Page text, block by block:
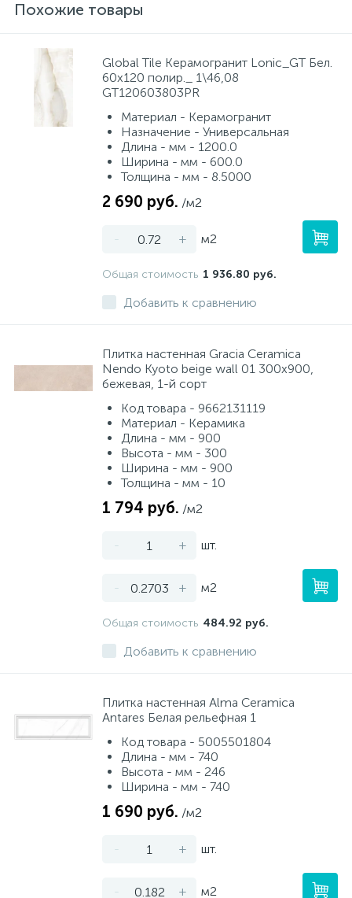
Похожие товары
Global Tile Керамогранит Lonic_GT Бел.
60x120 полир._ 1\46,08
GT120603803PR
Материал - Керамогранит
Назначение - Универсальная
Длина - мм - 1200.0
Ширина - мм - 600.0
Толщина - мм - 8.5000
2 690 руб. /м2
- + м2
Общая стоимость 1 936.80 руб.
Добавить к сравнению
Плитка настенная Gracia Ceramica
Nendo Kyoto beige wall 01 300x900,
бежевая, 1-й сорт
Код товара - 9662131119
Материал - Керамика
Длина - мм - 900
Высота - мм - 300
Ширина - мм - 900
Толщина - мм - 10
1 794 руб. /м2
- + шт.
- + м2
Общая стоимость 484.92 руб.
Добавить к сравнению
Плитка настенная Alma Ceramica
Antares Белая рельефная 1
Код товара - 5005501804
Длина - мм - 740
Высота - мм - 246
Ширина - мм - 740
1 690 руб. /м2
- + шт.
- + м2